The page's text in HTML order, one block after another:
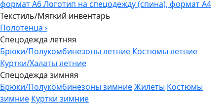
формат А6Логотип на спецодежду (спина), формат А4
Текстиль/Мягкий инвентарь
Полотенца ›
Спецодежда летняя
Брюки/Полукомбинезоны летние Костюмы летние
Куртки/Халаты летние
Спецодежда зимняя
Брюки/Полукомбинезоны зимниеЖилеты Костюмы
зимние Куртки зимние